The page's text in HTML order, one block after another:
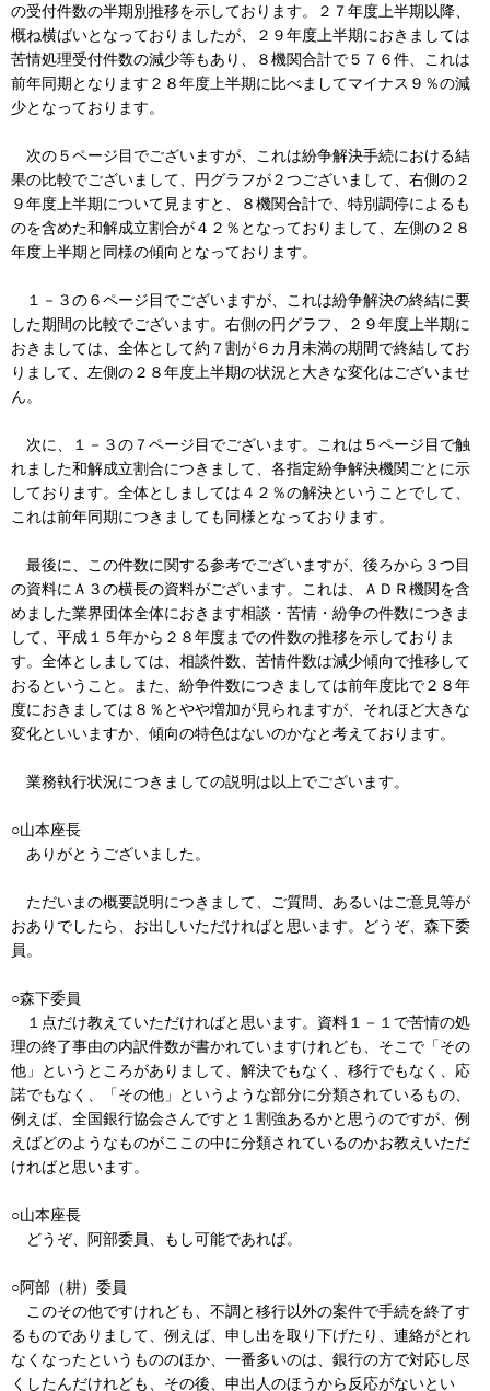
の受付件数の半期別推移を示しております。２７年度上半期以降、
概ね横ばいとなっておりましたが、２９年度上半期におきましては
苦情処理受付件数の減少等もあり、８機関合計で５７６件、これは
前年同期となります２８年度上半期に比べましてマイナス９％の減
少となっております。
次の５ページ目でございますが、これは紛争解決手続における結
果の比較でございまして、円グラフが２つございまして、右側の２
９年度上半期について見ますと、８機関合計で、特別調停によるも
のを含めた和解成立割合が４２％となっておりまして、左側の２８
年度上半期と同様の傾向となっております。
１－３の６ページ目でございますが、これは紛争解決の終結に要
した期間の比較でございます。右側の円グラフ、２９年度上半期に
おきましては、全体として約７割が６カ月未満の期間で終結してお
りまして、左側の２８年度上半期の状況と大きな変化はございませ
ん。
次に、１－３の７ページ目でございます。これは５ページ目で触
れました和解成立割合につきまして、各指定紛争解決機関ごとに示
しております。全体としましては４２％の解決ということでして、
これは前年同期につきましても同様となっております。
最後に、この件数に関する参考でございますが、後ろから３つ目
の資料にＡ３の横長の資料がございます。これは、ＡＤＲ機関を含
めました業界団体全体におきます相談・苦情・紛争の件数につきま
して、平成１５年から２８年度までの件数の推移を示しておりま
す。全体としましては、相談件数、苦情件数は減少傾向で推移して
おるということ。また、紛争件数につきましては前年度比で２８年
度におきましては８％とやや増加が見られますが、それほど大きな
変化といいますか、傾向の特色はないのかなと考えております。
業務執行状況につきましての説明は以上でございます。
○山本座長
ありがとうございました。
ただいまの概要説明につきまして、ご質問、あるいはご意見等が
おありでしたら、お出しいただければと思います。どうぞ、森下委
員。
○森下委員
１点だけ教えていただければと思います。資料１－１で苦情の処
理の終了事由の内訳件数が書かれていますけれども、そこで「その
他」というところがありまして、解決でもなく、移行でもなく、応
諾でもなく、「その他」というような部分に分類されているもの、
例えば、全国銀行協会さんですと１割強あるかと思うのですが、例
えばどのようなものがここの中に分類されているのかお教えいただ
ければと思います。
○山本座長
どうぞ、阿部委員、もし可能であれば。
○阿部（耕）委員
このその他ですけれども、不調と移行以外の案件で手続を終了す
るものでありまして、例えば、申し出を取り下げたり、連絡がとれ
なくなったというもののほか、一番多いのは、銀行の方で対応し尽
くしたんだけれども、その後、申出人のほうから反応がないとい